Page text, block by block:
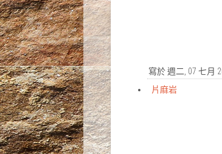
寫於 週二, 07 七月
片麻岩